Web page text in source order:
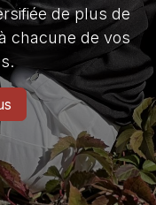
de plus de
chacune de vos